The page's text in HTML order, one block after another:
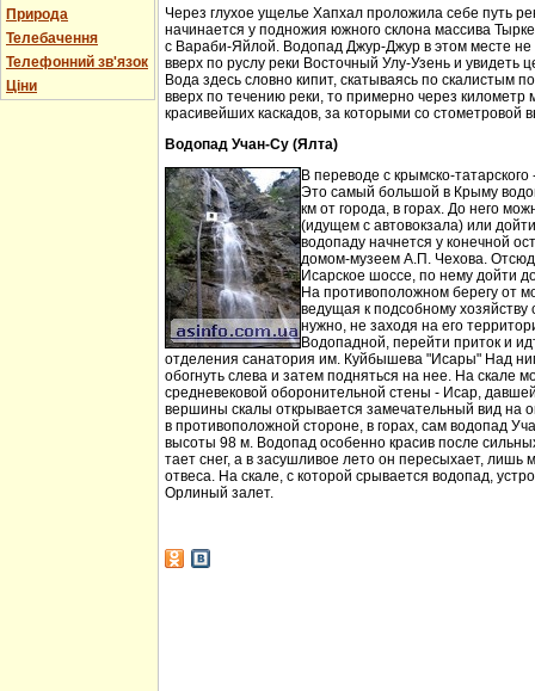
Природа
Телебачення
Телефонний зв'язок
Ціни
Через глухое ущелье Хапхал проложила себе путь
начинается у подножия южного склона массива
с Вараби-Яйлой. Водопад Джур-Джур в этом месте
вверх по руслу реки Восточный Улу-Узень и увидеть
Вода здесь словно кипит, скатываясь по скалистым
вверх по течению реки, то примерно через километр
красивейших каскадов, за которыми со стометровой
Водопад Учан-Су (Ялта)
В переводе с крымско-
Это самый большой в Крыму
км от города, в горах. До него
(идущем с автовокзала) или
водопаду начнется у конечной
домом-музеем А.П. Чехова.
Исарское шоссе, по нему дойти
На противоположном берегу от
ведущая к подсобному
нужно, не заходя на его
Водопадной, перейти приток и
отделения санатория им. Куйбышева "Исары" Над
обогнуть слева и затем подняться на нее. На скале
средневековой оборонительной стены - Исар,
вершины скалы открывается замечательный вид на
в противоположной стороне, в горах, сам водопад
высоты 98 м. Водопад особенно красив после
тает снег, а в засушливое лето он пересыхает, лишь
отвеса. На скале, с которой срывается водопад,
Орлиный залет.